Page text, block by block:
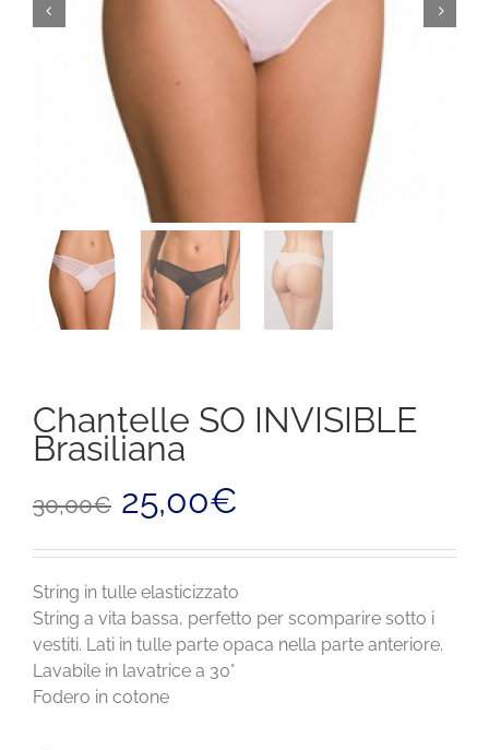
Chantelle SO INVISIBLE
Brasiliana
30,00€ prezzo
era:
30,00€.
25,00€
è:
25,00€.
String in tulle elasticizzato
String a vita bassa, perfetto per scomparire sotto i
vestiti. Lati in tulle parte opaca nella parte anteriore.
Lavabile in lavatrice a 30°
Fodero in cotone